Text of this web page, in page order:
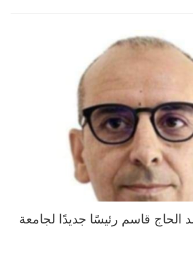
الحاج قاسم رئيسًا جديدًا لجامعة